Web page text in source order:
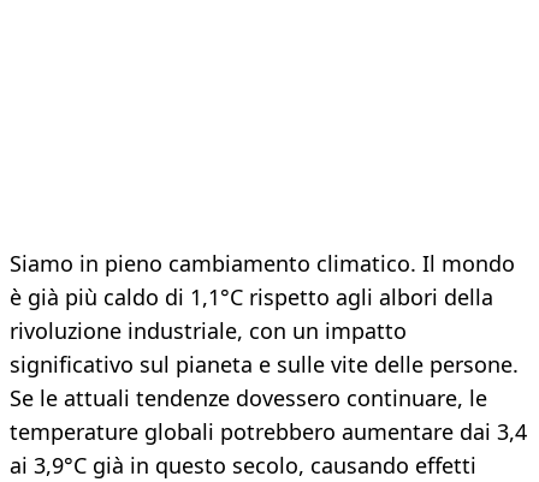
Siamo in pieno cambiamento climatico. Il mondo
è già più caldo di 1,1°C rispetto agli albori della
rivoluzione industriale, con un impatto
significativo sul pianeta e sulle vite delle persone.
Se le attuali tendenze dovessero continuare, le
temperature globali potrebbero aumentare dai 3,4
ai 3,9°C già in questo secolo, causando effetti